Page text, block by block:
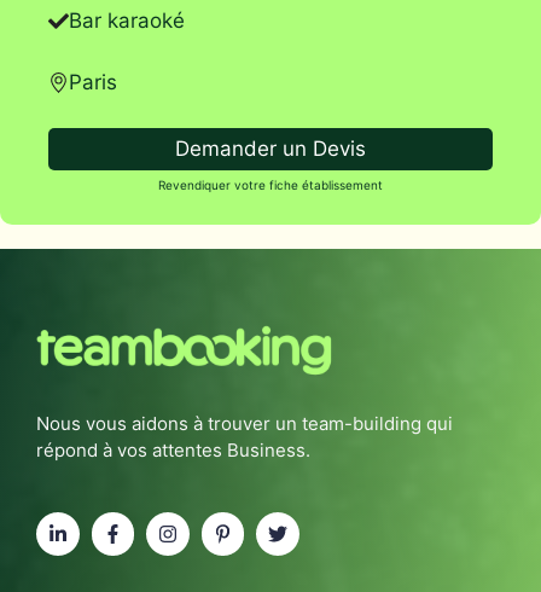
Bar karaoké
Paris
Demander un Devis
Revendiquer votre fiche établissement
Nous vous aidons à trouver un team-building qui
répond à vos attentes Business.